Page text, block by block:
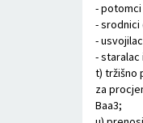
-
- srodnici
-
- staralac
t) tržišno
za
Baa3;